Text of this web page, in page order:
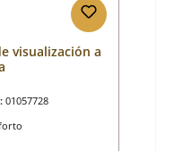
visualización a
01057728